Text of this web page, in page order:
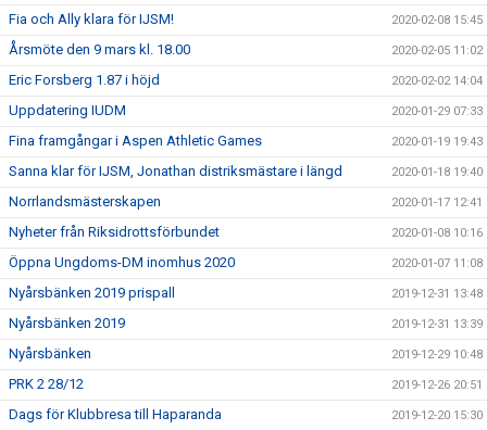
Fia och Ally klara för IJSM! 2020-02-08 15:45
Årsmöte den 9 mars kl. 18.00 2020-02-05 11:02
Eric Forsberg 1.87 i höjd 2020-02-02 14:04
Uppdatering IUDM 2020-01-29 07:33
Fina framgångar i Aspen Athletic Games 2020-01-19 19:43
Sanna klar för IJSM, Jonathan distriksmästare i längd 2020-01-18 19:40
Norrlandsmästerskapen 2020-01-17 12:41
Nyheter från Riksidrottsförbundet 2020-01-08 10:16
Öppna Ungdoms-DM inomhus 2020 2020-01-07 11:08
Nyårsbänken 2019 prispall 2019-12-31 13:48
Nyårsbänken 2019 2019-12-31 13:39
Nyårsbänken 2019-12-29 10:48
PRK 2 28/12 2019-12-26 20:51
Dags för Klubbresa till Haparanda 2019-12-20 15:30